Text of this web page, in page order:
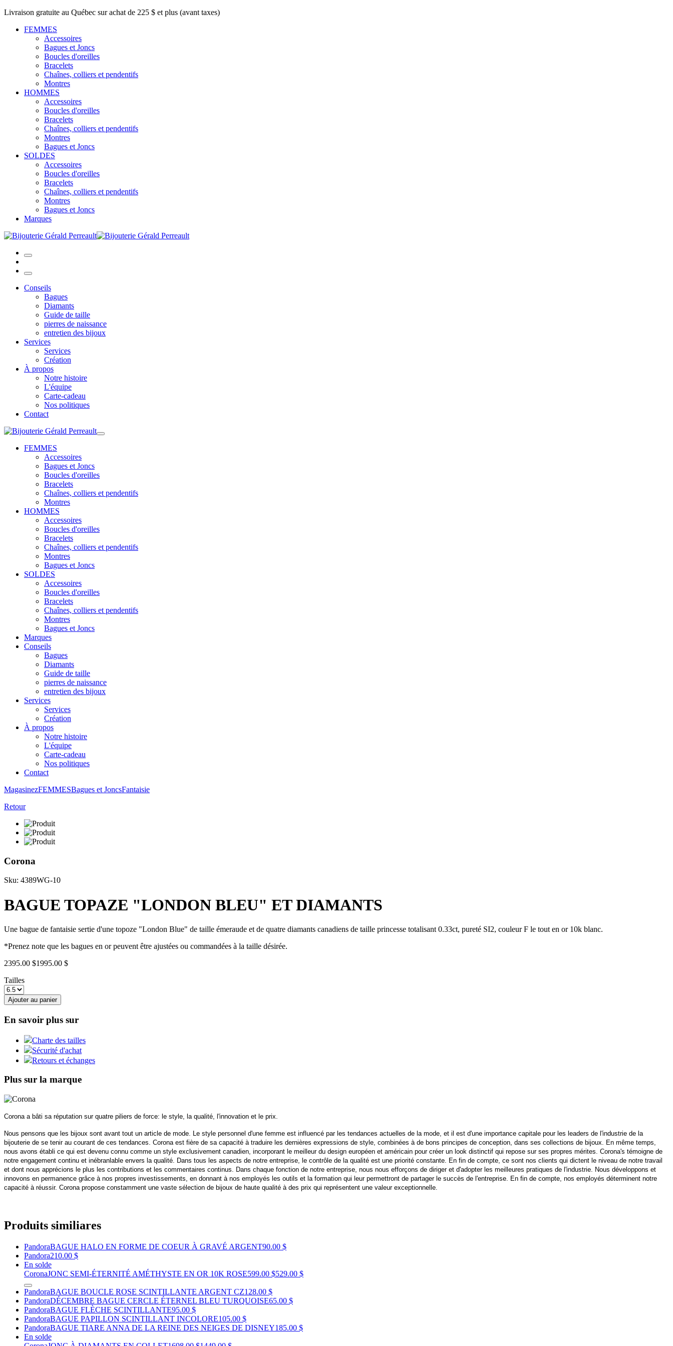
Livraison gratuite au Québec sur achat de 225 $ et plus (avant taxes)
FEMMES
Accessoires
Bagues et Joncs
Boucles d'oreilles
Bracelets
Chaînes, colliers et pendentifs
Montres
HOMMES
Accessoires
Boucles d'oreilles
Bracelets
Chaînes, colliers et pendentifs
Montres
Bagues et Joncs
SOLDES
Accessoires
Boucles d'oreilles
Bracelets
Chaînes, colliers et pendentifs
Montres
Bagues et Joncs
Marques
Conseils
Bagues
Diamants
Guide de taille
pierres de naissance
entretien des bijoux
Services
Services
Création
À propos
Notre histoire
L'équipe
Carte-cadeau
Nos politiques
Contact
FEMMES
Accessoires
Bagues et Joncs
Boucles d'oreilles
Bracelets
Chaînes, colliers et pendentifs
Montres
HOMMES
Accessoires
Boucles d'oreilles
Bracelets
Chaînes, colliers et pendentifs
Montres
Bagues et Joncs
SOLDES
Accessoires
Boucles d'oreilles
Bracelets
Chaînes, colliers et pendentifs
Montres
Bagues et Joncs
Marques
Conseils
Bagues
Diamants
Guide de taille
pierres de naissance
entretien des bijoux
Services
Services
Création
À propos
Notre histoire
L'équipe
Carte-cadeau
Nos politiques
Contact
MagasinezFEMMESBagues et JoncsFantaisie
Retour
Corona
Sku: 4389WG-10
BAGUE TOPAZE "LONDON BLEU" ET DIAMANTS
Une bague de fantaisie sertie d'une topoze "London Blue" de taille émeraude et de quatre diamants canadiens de taille princesse totalisant 0.33ct, pureté SI2, couleur F le tout en or 10k blanc.
*Prenez note que les bagues en or peuvent être ajustées ou commandées à la taille désirée.
2395.00 $1995.00 $
Tailles
Ajouter au panier
En savoir plus sur
Charte des tailles
Sécurité d'achat
Retours et échanges
Plus sur la marque
Corona a bâti sa réputation sur quatre piliers de force: le style, la qualité, l'innovation et le prix.
Nous pensons que les bijoux sont avant tout un article de mode. Le style personnel d'une femme est influencé par les tendances actuelles de la mode, et il est d'une importance capitale pour les leaders de l'industrie de la
bijouterie de se tenir au courant de ces tendances. Corona est fière de sa capacité à traduire les dernières expressions de style, combinées à de bons principes de conception, dans ses collections de bijoux. En même temps,
nous avons établi ce qui est devenu connu comme un style exclusivement canadien, incorporant le meilleur du design européen et américain pour créer un look distinctif qui repose sur ses propres mérites. Corona's témoigne de
notre engagement continu et inébranlable envers la qualité. Dans tous les aspects de notre entreprise, le contrôle de la qualité est une priorité constante. En fin de compte, ce sont nos clients qui dictent le niveau de notre travail
et dont nous apprécions le plus les contributions et les commentaires continus. Dans chaque fonction de notre entreprise, nous nous efforçons de diriger et d'adopter les meilleures pratiques de l'industrie. Nous développons et
innovons en permanence grâce à nos propres investissements, en donnant à nos employés les outils et la formation qui leur permettront de partager le succès de l'entreprise. En fin de compte, nos employés déterminent notre
capacité à réussir. Corona propose constamment une vaste sélection de bijoux de haute qualité à des prix qui représentent une valeur exceptionnelle.
Produits similiares
PandoraBAGUE HALO EN FORME DE COEUR À GRAVÉ ARGENT90.00 $
Pandora210.00 $
En solde
CoronaJONC SEMI-ÉTERNITÉ AMÉTHYSTE EN OR 10K ROSE599.00 $529.00 $
PandoraBAGUE BOUCLE ROSE SCINTILLANTE ARGENT CZ128.00 $
PandoraDÉCEMBRE BAGUE CERCLE ÉTERNEL BLEU TURQUOISE65.00 $
PandoraBAGUE FLÈCHE SCINTILLANTE95.00 $
PandoraBAGUE PAPILLON SCINTILLANT INCOLORE105.00 $
PandoraBAGUE TIARE ANNA DE LA REINE DES NEIGES DE DISNEY185.00 $
En solde